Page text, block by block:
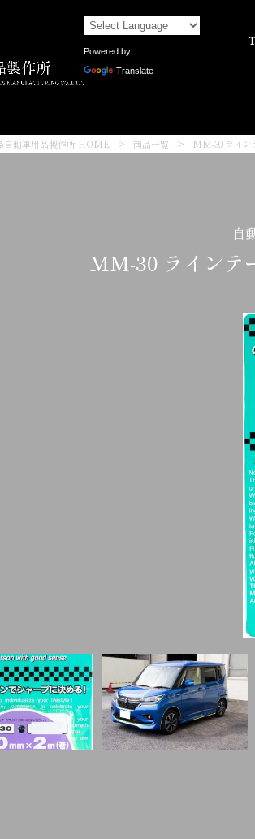
Powered by
Translate
自動車用品製作所 HOME > 商品一覧 > MM-30 ライン
自
MM-30 ラインテ